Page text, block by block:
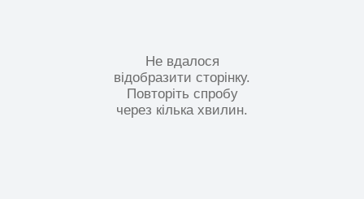
Не вдалося
відобразити сторінку.
Повторіть спробу
через кілька хвилин.